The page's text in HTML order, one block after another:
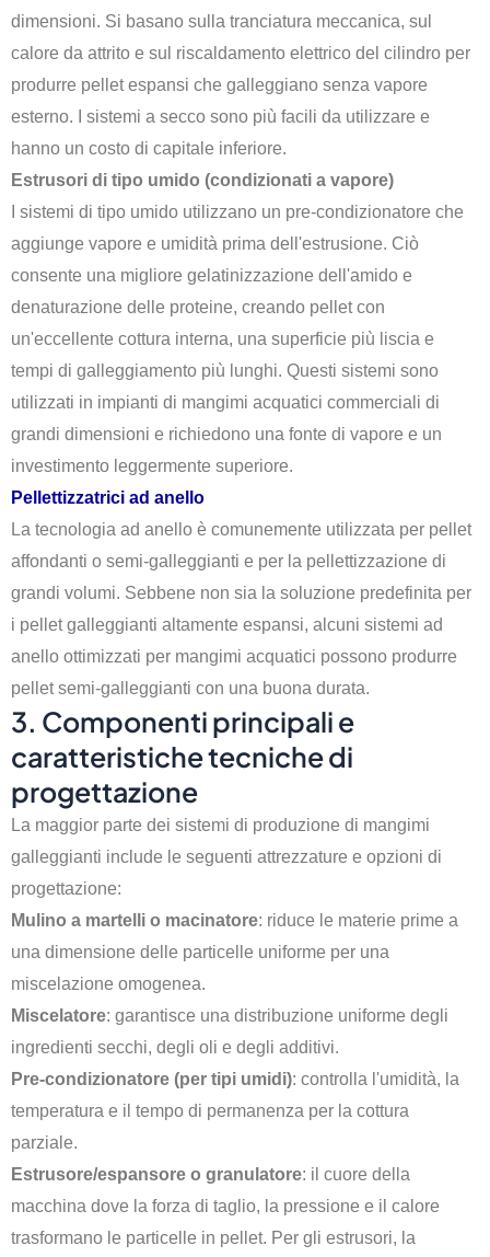
dimensioni. Si basano sulla tranciatura meccanica, sul
calore da attrito e sul riscaldamento elettrico del cilindro per
produrre pellet espansi che galleggiano senza vapore
esterno. I sistemi a secco sono più facili da utilizzare e
hanno un costo di capitale inferiore.
Estrusori di tipo umido (condizionati a vapore)
I sistemi di tipo umido utilizzano un pre-condizionatore che
aggiunge vapore e umidità prima dell'estrusione. Ciò
consente una migliore gelatinizzazione dell'amido e
denaturazione delle proteine, creando pellet con
un'eccellente cottura interna, una superficie più liscia e
tempi di galleggiamento più lunghi. Questi sistemi sono
utilizzati in impianti di mangimi acquatici commerciali di
grandi dimensioni e richiedono una fonte di vapore e un
investimento leggermente superiore.
Pellettizzatrici ad anello
La tecnologia ad anello è comunemente utilizzata per pellet
affondanti o semi-galleggianti e per la pellettizzazione di
grandi volumi. Sebbene non sia la soluzione predefinita per
i pellet galleggianti altamente espansi, alcuni sistemi ad
anello ottimizzati per mangimi acquatici possono produrre
pellet semi-galleggianti con una buona durata.
3. Componenti principali e
caratteristiche tecniche di
progettazione
La maggior parte dei sistemi di produzione di mangimi
galleggianti include le seguenti attrezzature e opzioni di
progettazione:
Mulino a martelli o macinatore: riduce le materie prime a
una dimensione delle particelle uniforme per una
miscelazione omogenea.
Miscelatore: garantisce una distribuzione uniforme degli
ingredienti secchi, degli oli e degli additivi.
Pre-condizionatore (per tipi umidi): controlla l'umidità, la
temperatura e il tempo di permanenza per la cottura
parziale.
Estrusore/espansore o granulatore: il cuore della
macchina dove la forza di taglio, la pressione e il calore
trasformano le particelle in pellet. Per gli estrusori, la